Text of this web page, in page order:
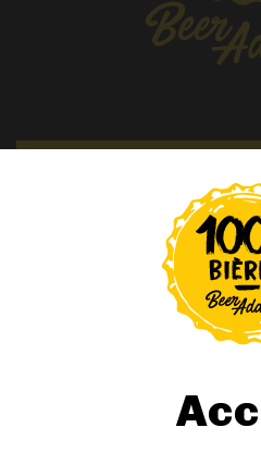
Nos
Nos
NOUS
ABONNEZ-VOUS À
NOUVEAUTÉS